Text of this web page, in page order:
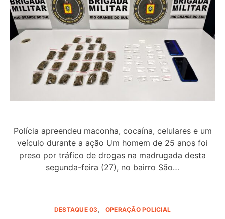
Polícia apreendeu maconha, cocaína, celulares e um
veículo durante a ação Um homem de 25 anos foi
preso por tráfico de drogas na madrugada desta
segunda-feira (27), no bairro São…
DESTAQUE 03 OPERAÇÃO POLICIAL